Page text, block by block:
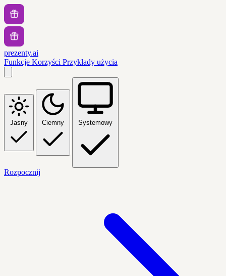
prezenty.ai
Funkcje Korzyści Przykłady użycia
Jasny Ciemny Systemowy
Rozpocznij